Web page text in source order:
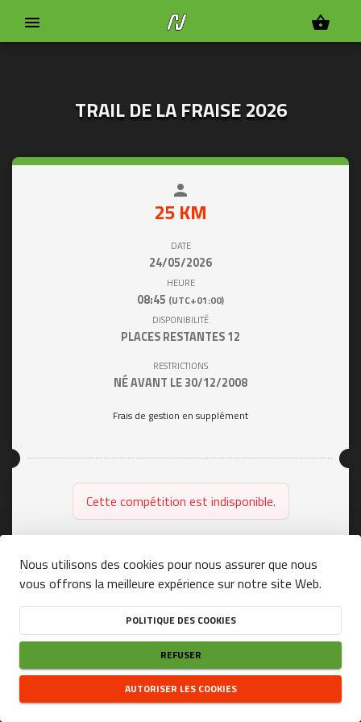
menu shopping_basket
TRAIL DE LA FRAISE 2026
person
25 KM
DATE
24/05/2026
HEURE
08:45 (UTC+01:00)
DISPONIBILITÉ
PLACES RESTANTES12
RESTRICTIONS
NÉ AVANT LE 30/12/2008
Frais de gestion en supplément
Cette compétition est indisponible.
person
15 KM
DATE
24/05/2026
HEURE
09:15(UTC+01:00)
Nous utilisons des cookies pour nous assurer que nous
vous offrons la meilleure expérience sur notre site Web.
POLITIQUE DES COOKIES
REFUSER
AUTORISER LES COOKIES